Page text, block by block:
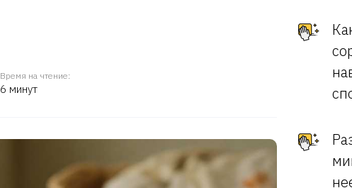
Время на чтение:
6 минут